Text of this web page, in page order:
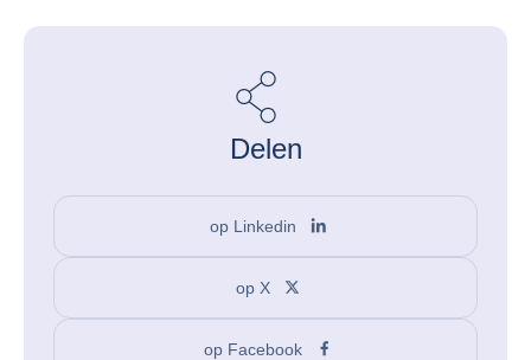
Delen
op Linkedin
op X
op Facebook